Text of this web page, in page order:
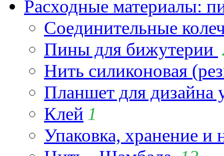
Расходные материалы:
Соединительные
Пины для бижутерии
Нить силиконовая
Планшет для
Клей 1
Упаковка, хранение и